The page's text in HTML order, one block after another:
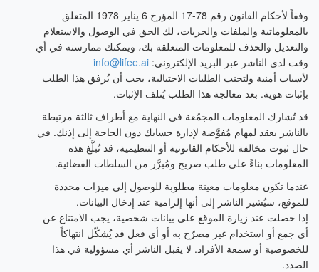
وفقاً لأحكام القانون رقم 78-17 المؤرخ 6 يناير 1978 المتعلق
بالمعلوماتية والملفات والحريات، لك الحق في الوصول والاستعلام
والتعديل والحذف للمعلومات المتعلقة بك، ويمكنك ممارسته في أي
وقت لدى الناشر عبر البريد الإلكتروني: info@lifee.ai
لأسباب أمنية ولتجنب الطلبات الاحتيالية، يجب أن يُرفق هذا الطلب
بإثبات هوية. بعد معالجة هذا الطلب يُتلف الإثبات.
قد تُشارك المعلومات المجمّعة في النهاية مع أطراف ثالثة مرتبطة
بالناشر بعقد لمهام مُفوَّضة لإدارة حسابك دون الحاجة إلى إذنك. في
حال ثبوت مخالفة للأحكام القانونية أو التنظيمية، قد تُبلَّغ هذه
المعلومات بناءً على طلب صريح ومُبرَّر من السلطات القضائية.
عندما تكون معلومات معينة مطلوبة للوصول إلى ميزات محددة
للموقع، سيُشير الناشر إلى أنها إلزامية عند إدخال البيانات.
إذا حصلت عند زيارة الموقع على بيانات شخصية، يجب الامتناع عن
أي جمع أو استخدام غير مصرّح به أو أي فعل قد يُشكّل انتهاكاً
للخصوصية أو سمعة الأفراد. لا يقبل الناشر أي مسؤولية في هذا
الصدد.